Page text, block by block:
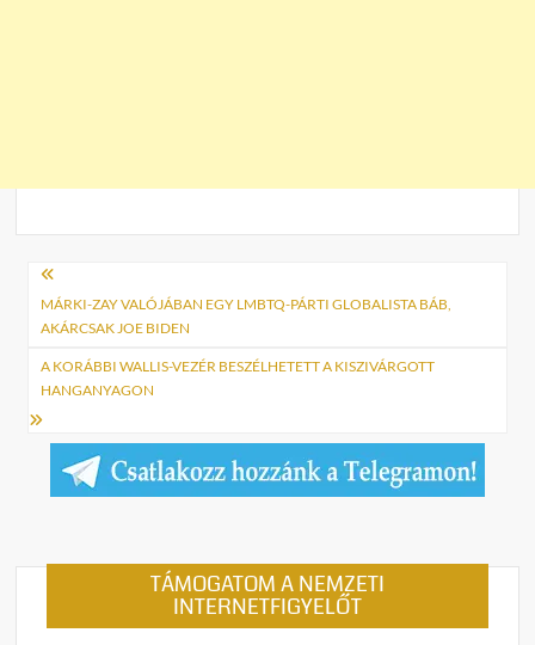
Bejegyzés
navigáció
MÁRKI-ZAY VALÓJÁBAN EGY LMBTQ-PÁRTI GLOBALISTA BÁB,
AKÁRCSAK JOE BIDEN
A KORÁBBI WALLIS-VEZÉR BESZÉLHETETT A KISZIVÁRGOTT
HANGANYAGON
TÁMOGATOM A NEMZETI
INTERNETFIGYELŐT